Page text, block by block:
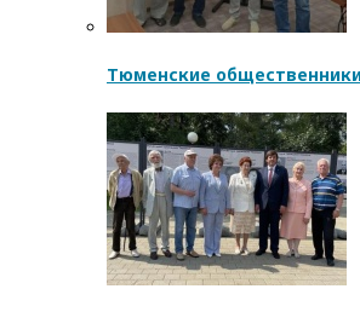
Тюменские